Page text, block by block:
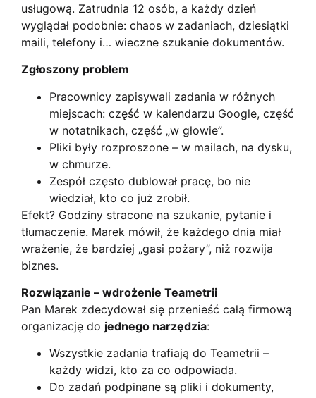
usługową. Zatrudnia 12 osób, a każdy dzień
wyglądał podobnie: chaos w zadaniach, dziesiątki
maili, telefony i… wieczne szukanie dokumentów.
Zgłoszony problem
Pracownicy zapisywali zadania w różnych
miejscach: część w kalendarzu Google, część
w notatnikach, część „w głowie”.
Pliki były rozproszone – w mailach, na dysku,
w chmurze.
Zespół często dublował pracę, bo nie
wiedział, kto co już zrobił.
Efekt? Godziny stracone na szukanie, pytanie i
tłumaczenie. Marek mówił, że każdego dnia miał
wrażenie, że bardziej „gasi pożary”, niż rozwija
biznes.
Rozwiązanie – wdrożenie Teametrii
Pan Marek zdecydował się przenieść całą firmową
organizację do jednego narzędzia:
Wszystkie zadania trafiają do Teametrii –
każdy widzi, kto za co odpowiada.
Do zadań podpinane są pliki i dokumenty,